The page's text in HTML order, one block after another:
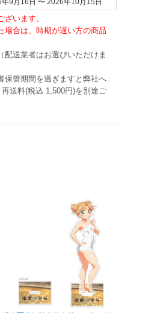
9月16日 〜 2026年10月15日
います。
場合は、時期が遅い方の商品
送業者はお選びいただけま
保管期間を過ぎますと弊社へ
送料(税込 1,500円)を別途ご